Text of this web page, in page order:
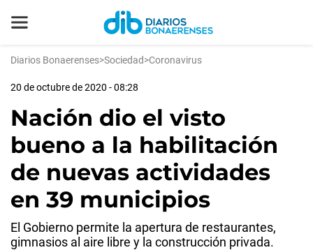
Diarios Bonaerenses>Sociedad>Coronavirus
20 de octubre de 2020 - 08:28
Nación dio el visto
bueno a la habilitación
de nuevas actividades
en 39 municipios
El Gobierno permite la apertura de restaurantes,
gimnasios al aire libre y la construcción privada.